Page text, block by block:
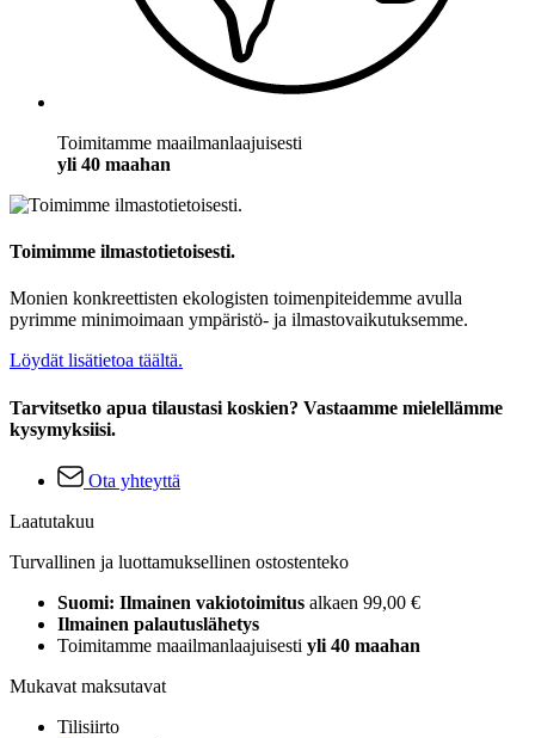
Toimitamme maailmanlaajuisesti
yli 40 maahan
Toimimme ilmastotietoisesti.
Monien konkreettisten ekologisten toimenpiteidemme avulla
pyrimme minimoimaan ympäristö- ja ilmastovaikutuksemme.
Löydät lisätietoa täältä.
Tarvitsetko apua tilaustasi koskien? Vastaamme mielellämme
kysymyksiisi.
Ota yhteyttä
Laatutakuu
Turvallinen ja luottamuksellinen ostostenteko
Suomi: Ilmainen vakiotoimitus alkaen 99,00 €
Ilmainen palautuslähetys
Toimitamme maailmanlaajuisesti yli 40 maahan
Mukavat maksutavat
Tilisiirto